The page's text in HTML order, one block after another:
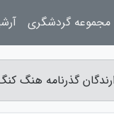
گذرنامه هنگ
مجموعه گردشگری